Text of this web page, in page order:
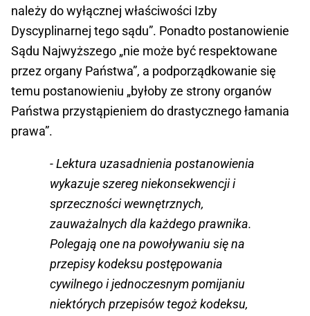
należy do wyłącznej właściwości Izby
Dyscyplinarnej tego sądu”. Ponadto postanowienie
Sądu Najwyższego „nie może być respektowane
przez organy Państwa”, a podporządkowanie się
temu postanowieniu „byłoby ze strony organów
Państwa przystąpieniem do drastycznego łamania
prawa”.
- Lektura uzasadnienia postanowienia
wykazuje szereg niekonsekwencji i
sprzeczności wewnętrznych,
zauważalnych dla każdego prawnika.
Polegają one na powoływaniu się na
przepisy kodeksu postępowania
cywilnego i jednoczesnym pomijaniu
niektórych przepisów tegoż kodeksu,